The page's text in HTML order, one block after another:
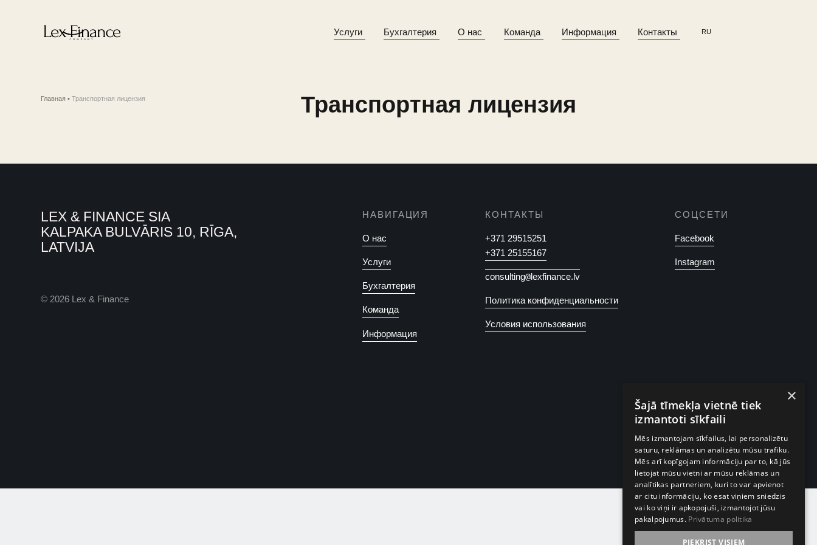
Услуги Бухгалтерия О нас Команда Информация Контакты RU
Транспортная лицензия
Главная • Транспортная лицензия
LEX & FINANCE SIA
KALPAKA BULVĀRIS 10, RĪGA,
LATVIJA
© 2026 Lex & Finance
НАВИГАЦИЯ
О нас
Услуги
Бухгалтерия
Команда
Информация
КОНТАКТЫ
+371 29515251
+371 25155167
consulting@lexfinance.lv
Политика конфиденциальности
Условия использования
СОЦСЕТИ
Facebook
Instagram
×
Šajā tīmekļa vietnē tiek
izmantoti sīkfaili
Mēs izmantojam sīkfailus, lai personalizētu
saturu, reklāmas un analizētu mūsu trafiku.
Mēs arī kopīgojam informāciju par to, kā jūs
lietojat mūsu vietni ar mūsu reklāmas un
analītikas partneriem, kuri to var apvienot
ar citu informāciju, ko esat viņiem sniedzis
vai ko viņi ir apkopojuši, izmantojot jūsu
pakalpojumus. Privātuma politika
PIEKRIST VISIEM